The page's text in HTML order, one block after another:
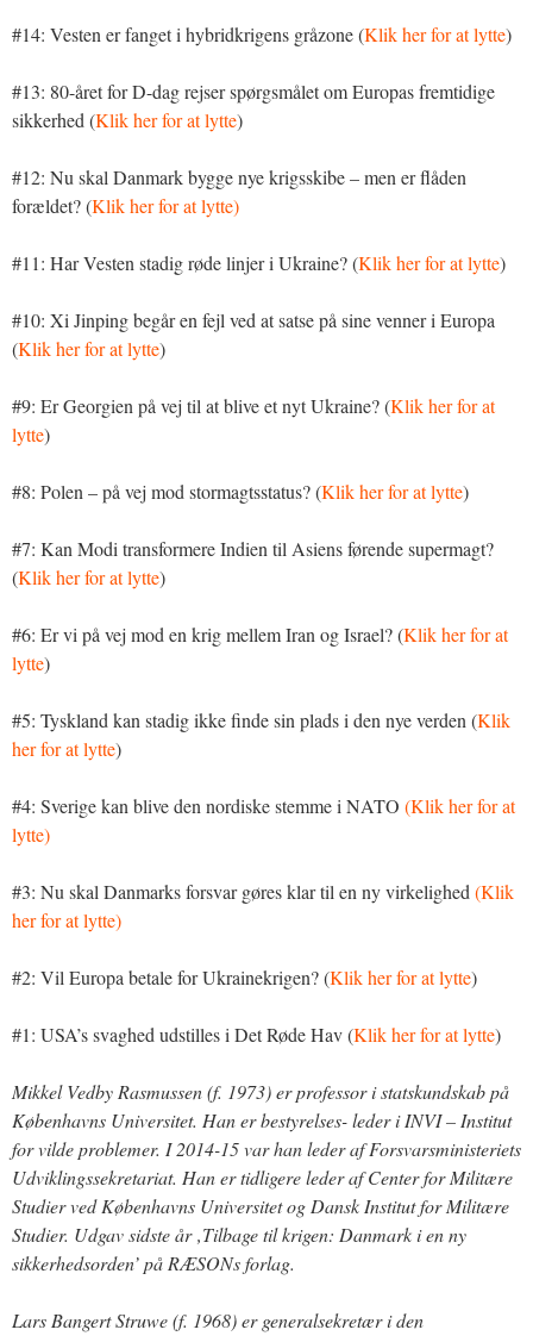
#14: Vesten er fanget i hybridkrigens gråzone (Klik her for at lytte)
#13: 80-året for D-dag rejser spørgsmålet om Europas fremtidige
sikkerhed (Klik her for at lytte)
#12: Nu skal Danmark bygge nye krigsskibe – men er flåden
forældet? (Klik her for at lytte)
#11: Har Vesten stadig røde linjer i Ukraine? (Klik her for at lytte)
#10: Xi Jinping begår en fejl ved at satse på sine venner i Europa
(Klik her for at lytte)
#9: Er Georgien på vej til at blive et nyt Ukraine? (Klik her for at
lytte)
#8: Polen – på vej mod stormagtsstatus? (Klik her for at lytte)
#7: Kan Modi transformere Indien til Asiens førende supermagt?
(Klik her for at lytte)
#6: Er vi på vej mod en krig mellem Iran og Israel? (Klik her for at
lytte)
#5: Tyskland kan stadig ikke finde sin plads i den nye verden (Klik
her for at lytte)
#4: Sverige kan blive den nordiske stemme i NATO (Klik her for at
lytte)
#3: Nu skal Danmarks forsvar gøres klar til en ny virkelighed (Klik
her for at lytte)
#2: Vil Europa betale for Ukrainekrigen? (Klik her for at lytte)
#1: USA’s svaghed udstilles i Det Røde Hav (Klik her for at lytte)
Mikkel Vedby Rasmussen (f. 1973) er professor i statskundskab på
Københavns Universitet. Han er bestyrelses- leder i INVI – Institut
for vilde problemer. I 2014-15 var han leder af Forsvarsministeriets
Udviklingssekretariat. Han er tidligere leder af Center for Militære
Studier ved Københavns Universitet og Dansk Institut for Militære
Studier. Udgav sidste år ‚Tilbage til krigen: Danmark i en ny
sikkerhedsorden’ på RÆSONs forlag.
Lars Bangert Struwe (f. 1968) er generalsekretær i den